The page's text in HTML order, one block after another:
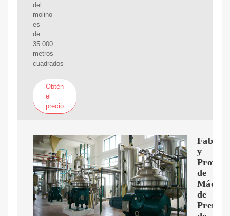
del
molino
es
de
35.000
metros
cuadrados
Obtén
el
precio
y
de
de
Prensa